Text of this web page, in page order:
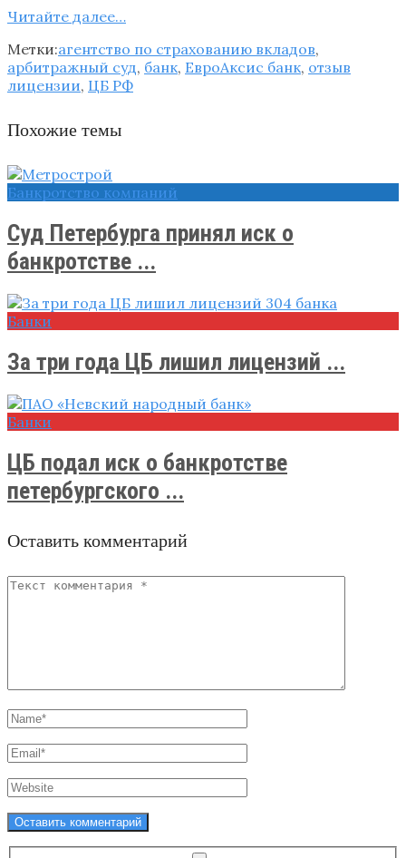
Читайте далее…
Метки:агентство по страхованию вкладов,
арбитражный суд, банк, ЕвроАксис банк, отзыв
лицензии, ЦБ РФ
Похожие темы
Банкротство компаний
Суд Петербурга принял иск о
банкротстве ...
Банки
За три года ЦБ лишил лицензий ...
Банки
ЦБ подал иск о банкротстве
петербургского ...
Оставить комментарий